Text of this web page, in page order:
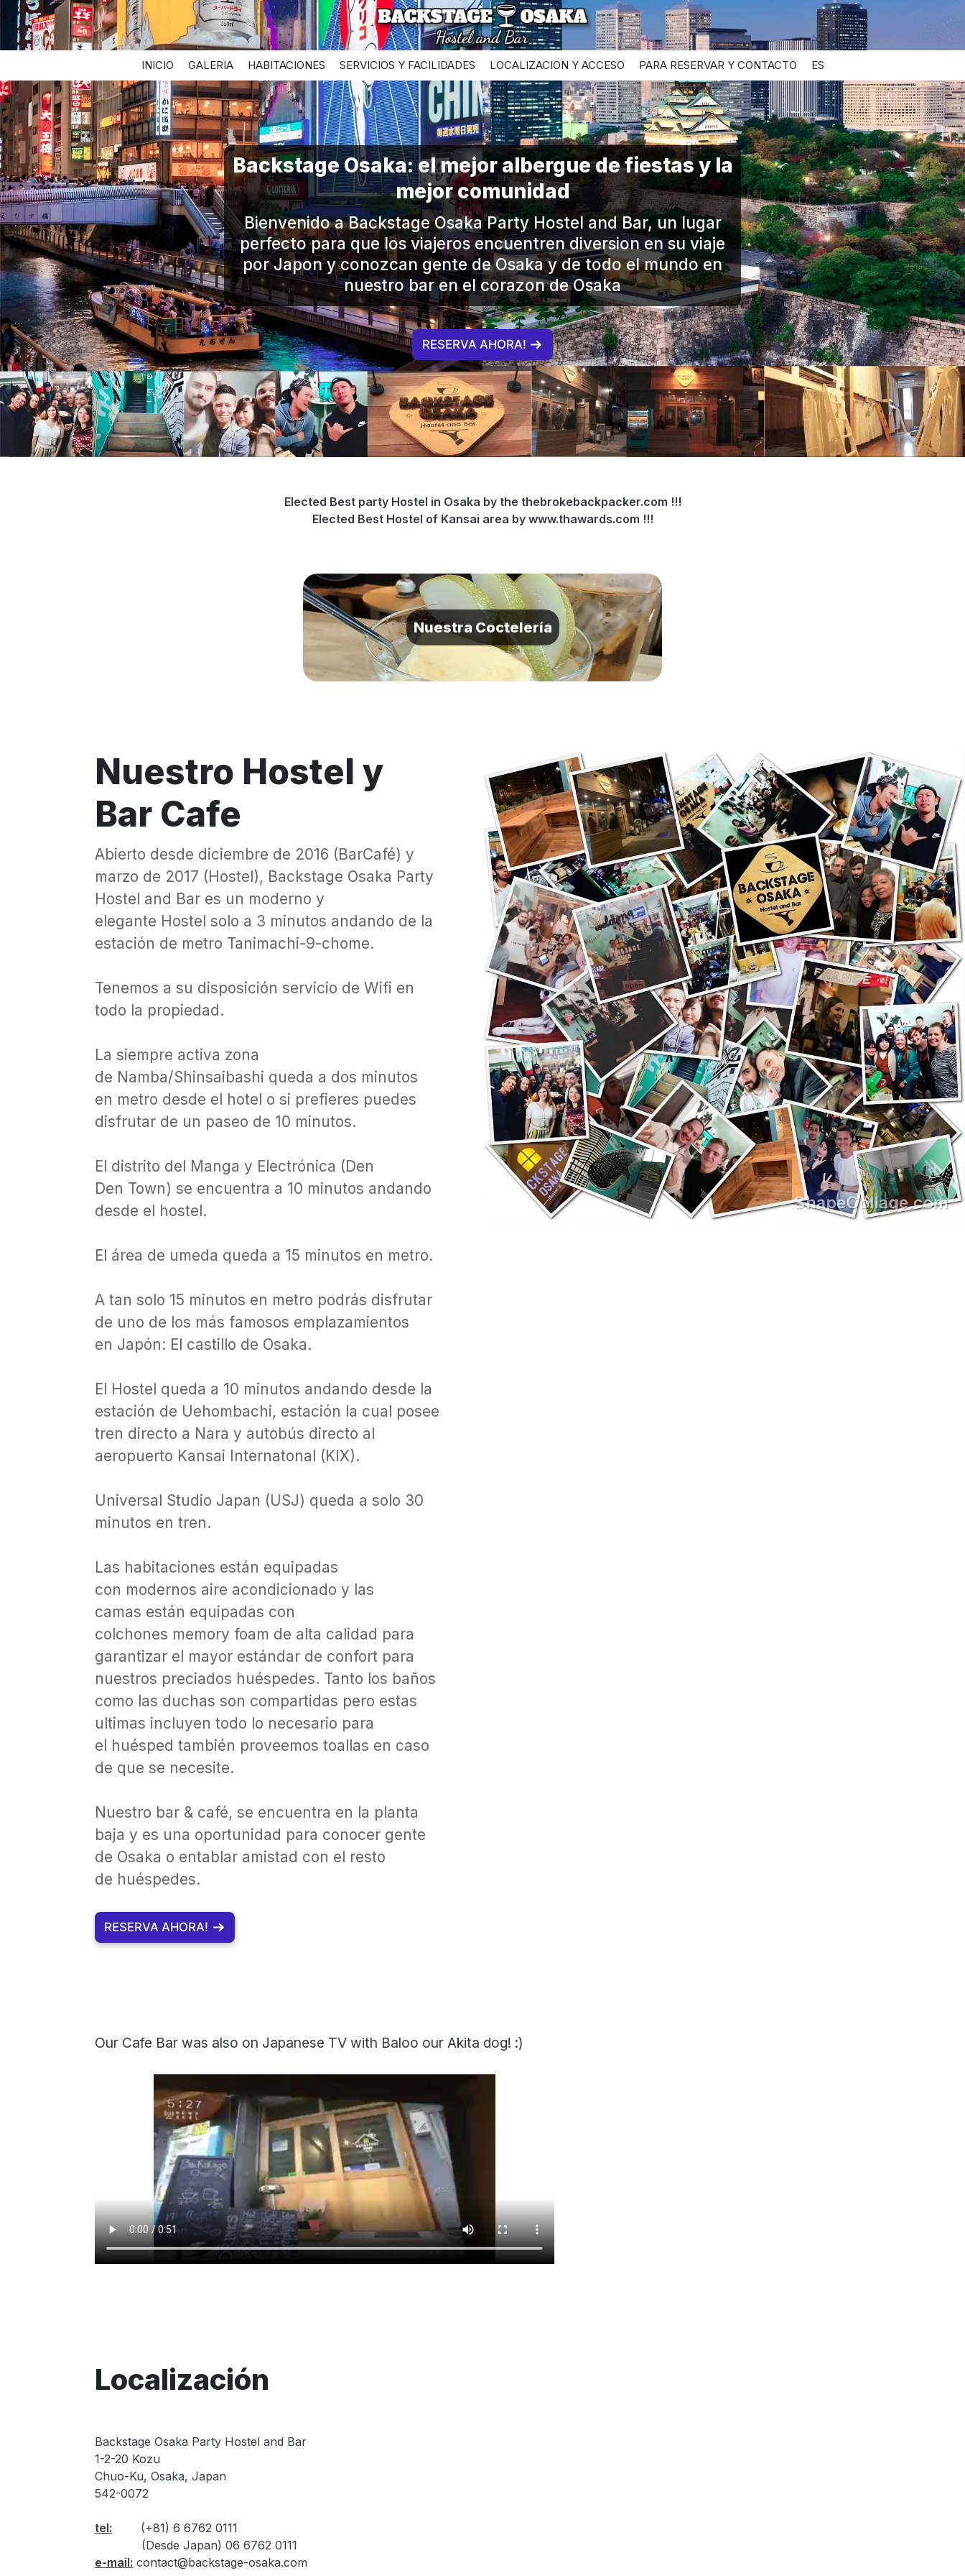
INICIO GALERIA HABITACIONES SERVICIOS Y FACILIDADES LOCALIZACION Y ACCESO PARA RESERVAR Y CONTACTO ES
Backstage Osaka: el mejor albergue de fiestas y la
mejor comunidad
Bienvenido a Backstage Osaka Party Hostel and Bar, un lugar
perfecto para que los viajeros encuentren diversion en su viaje
por Japon y conozcan gente de Osaka y de todo el mundo en
nuestro bar en el corazon de Osaka
RESERVA AHORA!
Elected Best party Hostel in Osaka by the thebrokebackpacker.com !!!
Elected Best Hostel of Kansai area by www.thawards.com !!!
Nuestra Coctelería
Nuestro Hostel y
Bar Cafe
Abierto desde diciembre de 2016 (BarCafé) y
marzo de 2017 (Hostel), Backstage Osaka Party
Hostel and Bar es un moderno y
elegante Hostel solo a 3 minutos andando de la
estación de metro Tanimachi-9-chome.
Tenemos a su disposición servicio de Wifi en
todo la propiedad.
La siempre activa zona
de Namba/Shinsaibashi queda a dos minutos
en metro desde el hotel o si prefieres puedes
disfrutar de un paseo de 10 minutos.
El distrito del Manga y Electrónica (Den
Den Town) se encuentra a 10 minutos andando
desde el hostel.
El área de umeda queda a 15 minutos en metro.
A tan solo 15 minutos en metro podrás disfrutar
de uno de los más famosos emplazamientos
en Japón: El castillo de Osaka.
El Hostel queda a 10 minutos andando desde la
estación de Uehombachi, estación la cual posee
tren directo a Nara y autobús directo al
aeropuerto Kansai Internatonal (KIX).
Universal Studio Japan (USJ) queda a solo 30
minutos en tren.
Las habitaciones están equipadas
con modernos aire acondicionado y las
camas están equipadas con
colchones memory foam de alta calidad para
garantizar el mayor estándar de confort para
nuestros preciados huéspedes. Tanto los baños
como las duchas son compartidas pero estas
ultimas incluyen todo lo necesario para
el huésped también proveemos toallas en caso
de que se necesite.
Nuestro bar & café, se encuentra en la planta
baja y es una oportunidad para conocer gente
de Osaka o entablar amistad con el resto
de huéspedes.
RESERVA AHORA!
Our Cafe Bar was also on Japanese TV with Baloo our Akita dog! :)
Localización
Backstage Osaka Party Hostel and Bar
​1-2-20 Kozu
​Chuo-Ku, Osaka, Japan
​542-0072
tel: (+81) 6 6762 0111
(Desde Japan) 06 6762 0111
e-mail: contact@backstage-osaka.com